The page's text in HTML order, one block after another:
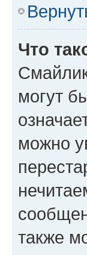
Что
могут
можно
также